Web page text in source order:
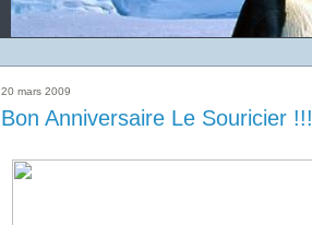
20 mars 2009
Bon Anniversaire Le Souricier !!!